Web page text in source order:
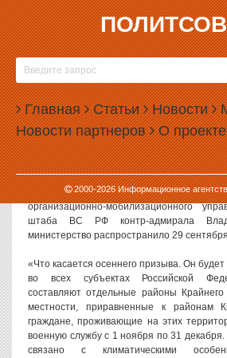
Главная Статьи Новости
Новости партнеров О проекте
2000-2026Информационное
29.09.2023, 10:48
В МИНОБОРОНЫ ЗАЯВИЛИ О
ОСЕННЕГО ПРИЗЫВА И
ПО МОБИЛИЗАЦИИ
В Министерстве обороны РФ заявили,
стартует 1 октября 2023 года, а
мобилизации у военного ведомства нет.
Такое заявление за подписью
организационно-мобилизационного
штаба ВС РФ контр-адмирала
министерство распространило 29
«Что касается осеннего призыва. Он будет
во всех субъектах Российской
составляют отдельные районы
местности, приравненные к районам
граждане, проживающие на этих
военную службу с 1 ноября по 31
связано с климатическими